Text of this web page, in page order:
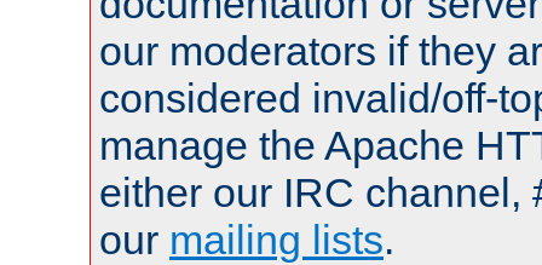
our moderators if they
considered invalid/off-
manage the Apache
either our IRC channel,
our mailing lists.